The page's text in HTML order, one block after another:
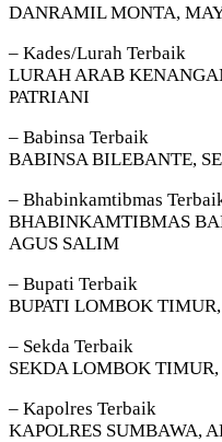
DANRAMIL MONTA,
– Kades/Lurah Terbaik
LURAH ARAB
PATRIANI
– Babinsa Terbaik
BABINSA BILEBANTE,
– Bhabinkamtibmas
BHABINKAMTIBMAS
AGUS SALIM
– Bupati Terbaik
BUPATI LOMBOK
– Sekda Terbaik
SEKDA LOMBOK
– Kapolres Terbaik
KAPOLRES SUMBAWA,